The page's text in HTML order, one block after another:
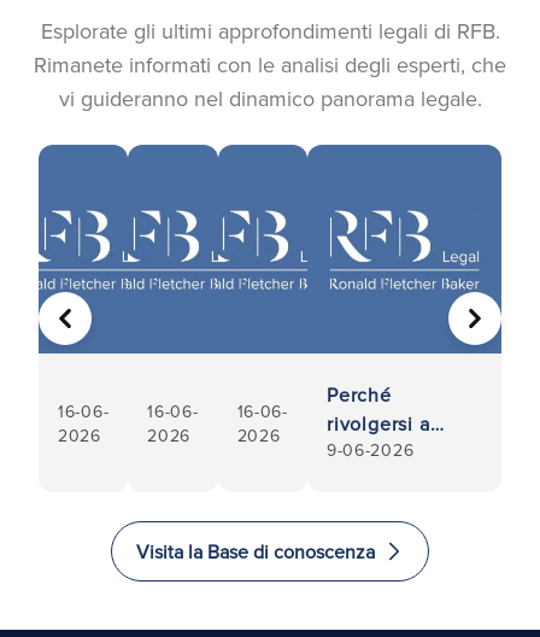
Esplorate gli ultimi approfondimenti legali di RFB.
Rimanete informati con le analisi degli esperti, che
vi guideranno nel dinamico panorama legale.
16-06-
2026
16-06-
2026
16-06-
2026
Perché
rivolgersi a
professionisti
trasferimenti di
proprietà
9-06-2026
PRECEDENTE AVANTI
Visita la Base di conoscenza